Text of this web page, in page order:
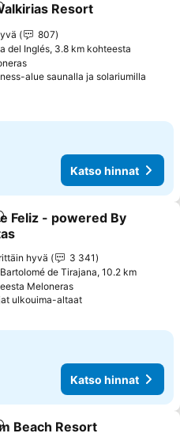
suosikkeihin
Resort
807
del Inglés, 3.8 km kohteesta
alue saunalla ja solariumilla
Katso hinnat
suosikkeihin
Feliz - powered By
hyvä
3 341
de Tirajana, 10.2 km
Meloneras
ulkouima-altaatKatso hinnat
Katso hinnat
Beach Resort